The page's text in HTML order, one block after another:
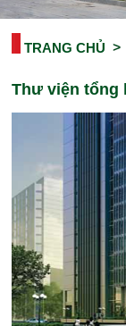
TRANG CHỦ
Thư viện tổng